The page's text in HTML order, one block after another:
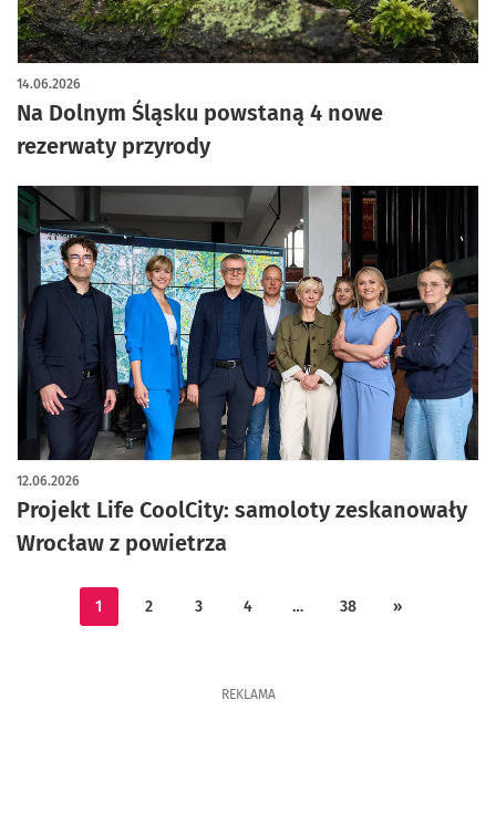
Na Dolnym Śląsku powstaną 4 nowe
rezerwaty przyrody
14.06.2026
Projekt Life CoolCity: samoloty zeskanowały
Wrocław z powietrza
12.06.2026
1 2 3 4 … 38 »
REKLAMA